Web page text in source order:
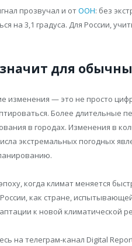
прозвучал и отООН: без
на 3,1 градуса. Для России,
значит для
изменения — это не просто
Более длительные
в городах. Изменения в
экстремальных погодных
когда климат меняется
как стране,
к новой климатической
на телеграм-канал Digital